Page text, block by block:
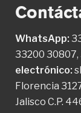
WhatsApp:
33200 30807,
electrónico:
Florencia
Jalisco C.P.